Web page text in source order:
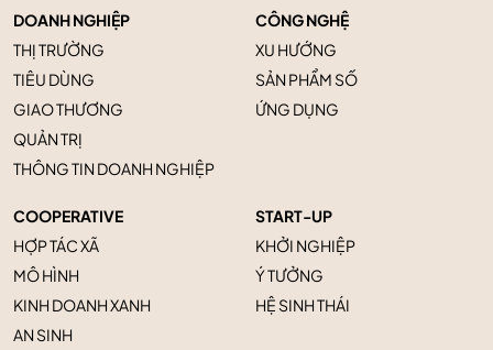
DOANH NGHIỆP
THỊ TRƯỜNG
TIÊU DÙNG
GIAO THƯƠNG
QUẢN TRỊ
THÔNG TIN DOANH NGHIỆP
CÔNG NGHỆ
XU HƯỚNG
SẢN PHẨM SỐ
ỨNG DỤNG
COOPERATIVE
HỢP TÁC XÃ
MÔ HÌNH
KINH DOANH XANH
AN SINH
START-UP
KHỞI NGHIỆP
Ý TƯỞNG
HỆ SINH THÁI